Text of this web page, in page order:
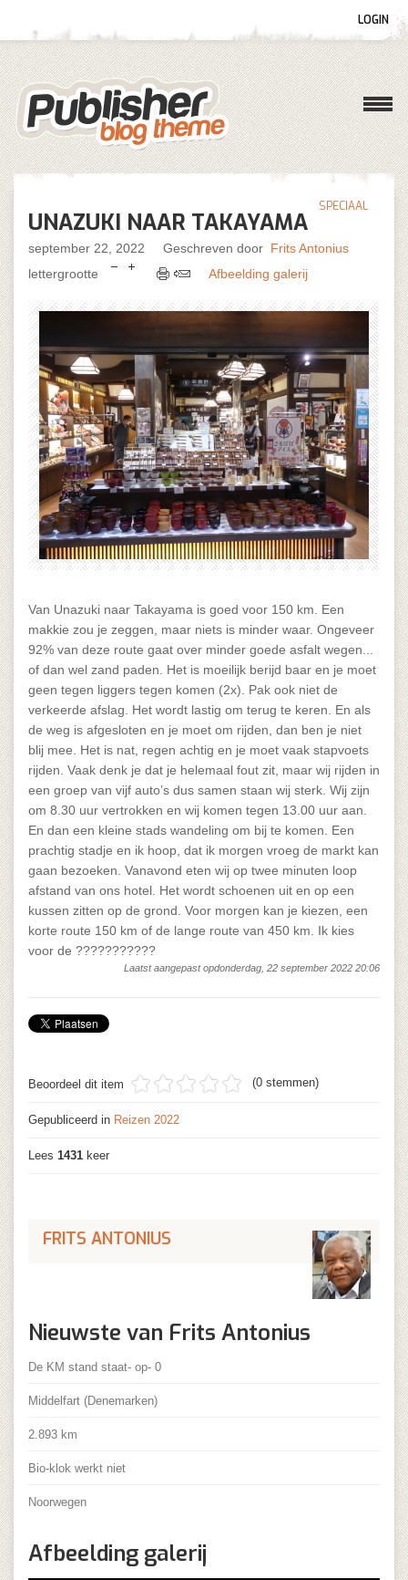
LOGIN
UNAZUKI NAAR TAKAYAMA
SPECIAAL
september 22, 2022 Geschreven door Frits Antonius
lettergrootte
Afbeelding galerij
Van Unazuki naar Takayama is goed voor 150 km. Een
makkie zou je zeggen, maar niets is minder waar. Ongeveer
92% van deze route gaat over minder goede asfalt wegen...
of dan wel zand paden. Het is moeilijk berijd baar en je moet
geen tegen liggers tegen komen (2x). Pak ook niet de
verkeerde afslag. Het wordt lastig om terug te keren. En als
de weg is afgesloten en je moet om rijden, dan ben je niet
blij mee. Het is nat, regen achtig en je moet vaak stapvoets
rijden. Vaak denk je dat je helemaal fout zit, maar wij rijden in
een groep van vijf auto’s dus samen staan wij sterk. Wij zijn
om 8.30 uur vertrokken en wij komen tegen 13.00 uur aan.
En dan een kleine stads wandeling om bij te komen. Een
prachtig stadje en ik hoop, dat ik morgen vroeg de markt kan
gaan bezoeken. Vanavond eten wij op twee minuten loop
afstand van ons hotel. Het wordt schoenen uit en op een
kussen zitten op de grond. Voor morgen kan je kiezen, een
korte route 150 km of de lange route van 450 km. Ik kies
voor de ???????????
Laatst aangepast opdonderdag, 22 september 2022 20:06
Beoordeel dit item (0 stemmen)
Gepubliceerd in Reizen 2022
Lees 1431 keer
FRITS ANTONIUS
Nieuwste van Frits Antonius
De KM stand staat- op- 0
Middelfart (Denemarken)
2.893 km
Bio-klok werkt niet
Noorwegen
Afbeelding galerij
Gebruikersnaam
Wachtwoord
Gebruikersnaam vergeten?
Log in with Facebook